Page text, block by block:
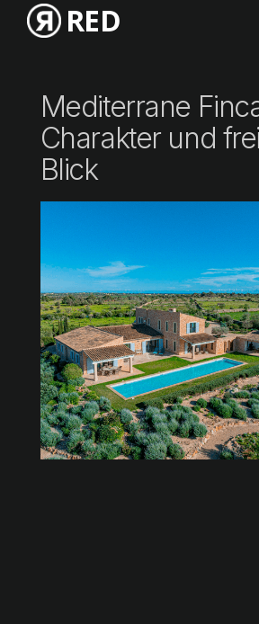
RED
Mediterrane
Charakter und
Blick